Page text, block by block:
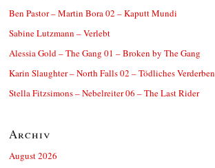
Ben Pastor – Martin Bora 02 – Kaputt Mundi
Sabine Lutzmann – Verlebt
Alessia Gold – The Gang 01 – Broken by The Gang
Karin Slaughter – North Falls 02 – Tödliches Verderben
Stella Fitzsimons – Nebelreiter 06 – The Last Rider
Archiv
August 2026